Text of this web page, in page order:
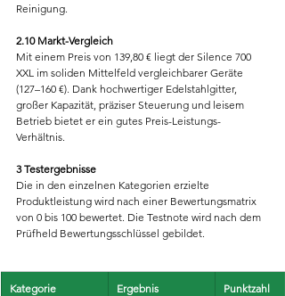
Reinigung.
2.10 Markt-Vergleich
Mit einem Preis von 139,80 € liegt der Silence 700
XXL im soliden Mittelfeld vergleichbarer Geräte
(127–160 €). Dank hochwertiger Edelstahlgitter,
großer Kapazität, präziser Steuerung und leisem
Betrieb bietet er ein gutes Preis-Leistungs-
Verhältnis.
3 Testergebnisse
Die in den einzelnen Kategorien erzielte
Produktleistung wird nach einer Bewertungsmatrix
von 0 bis 100 bewertet. Die Testnote wird nach dem
Prüfheld Bewertungsschlüssel gebildet.
Kategorie Ergebnis Punktzahl